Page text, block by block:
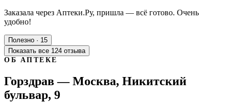
Заказала через Аптеки.Ру, пришла — всё готово. Очень
удобно!
Полезно · 15
Показать все 124 отзыва
ОБ АПТЕКЕ
Горздрав — Москва, Никитский
бульвар, 9